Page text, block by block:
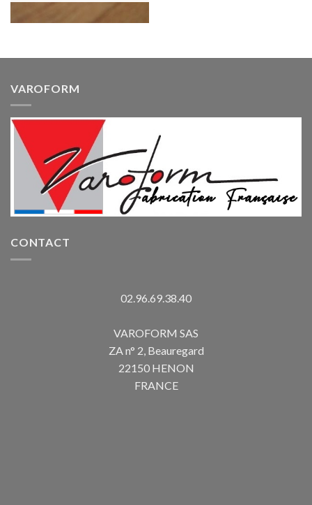
VAROFORM
CONTACT
02.96.69.38.40
VAROFORM SAS
ZA n° 2, Beauregard
22150 HENON
FRANCE